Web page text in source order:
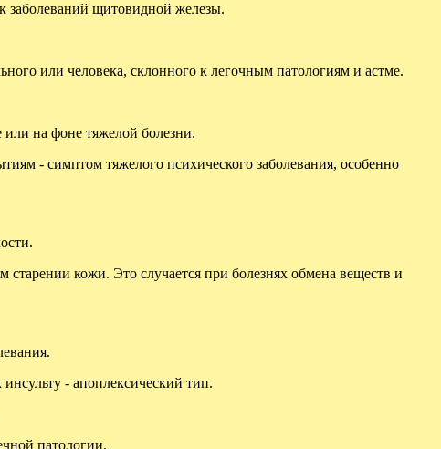
заболеваний щитовидной железы.
или человека, склонного к легочным патологиям и астме.
на фоне тяжелой болезни.
- симптом тяжелого психического заболевания, особенно
кожи. Это случается при болезнях обмена веществ и
- апоплексический тип.
патологии.